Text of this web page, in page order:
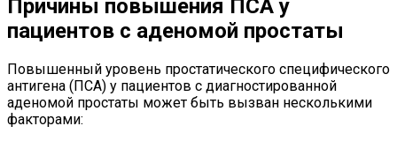
Причины повышения ПСА у
пациентов с аденомой простаты
Повышенный уровень простатического специфического
антигена (ПСА) у пациентов с диагностированной
аденомой простаты может быть вызван несколькими
факторами: